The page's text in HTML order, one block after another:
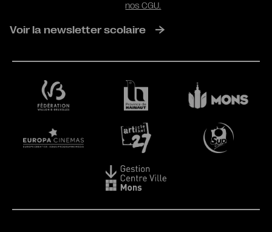
nos CGU.
Voir la newsletter scolaire